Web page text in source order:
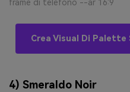
frame di telefono --ar 16:9
Crea Visual Di Palette
4) Smeraldo Noir